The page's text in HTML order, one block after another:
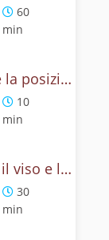
60
min
Come praticare la posizione del leone? Tutorial Simhasana
10
min
Rilassa il collo, il viso e le spalle - Yoga con la posizione del leone
30
min